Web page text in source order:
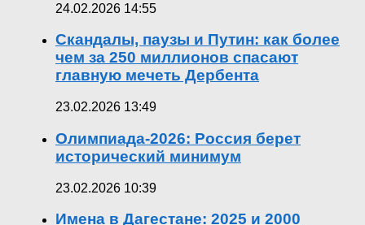
24.02.2026 14:55
Скандалы, паузы и Путин: как более
чем за 250 миллионов спасают
главную мечеть Дербента
23.02.2026 13:49
Олимпиада-2026: Россия берет
исторический минимум
23.02.2026 10:39
Имена в Дагестане: 2025 и 2000